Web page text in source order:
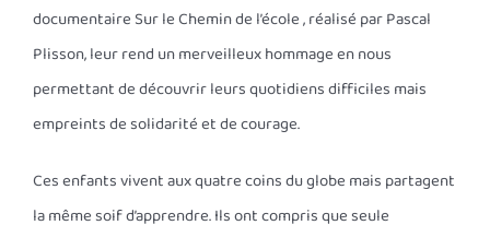
documentaire Sur le Chemin de l’école , réalisé par Pascal
Plisson, leur rend un merveilleux hommage en nous
permettant de découvrir leurs quotidiens difficiles mais
empreints de solidarité et de courage.
Ces enfants vivent aux quatre coins du globe mais partagent
la même soif d’apprendre. Ils ont compris que seule